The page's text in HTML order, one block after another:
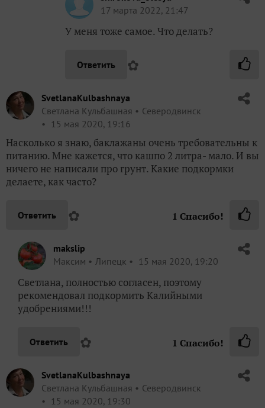
17 марта 2022, 21:47
У меня тоже самое. Что делать?
Ответить ✿
SvetlanaKulbashnaya
Светлана Кульбашная
Северодвинск
15 мая 2020, 19:16
Насколько я знаю, баклажаны очень требовательны к
питанию. Мне кажется, что кашпо 2 литра- мало. И вы
ничего не написали про грунт. Какие подкормки
делаете, как часто?
Ответить ✿ 1 Спасибо!
makslip
Максим
Липецк 15 мая 2020, 19:20
Светлана, полностью согласен, поэтому
рекомендовал подкормить Калийными
удобрениями!!!
Ответить ✿ 1 Спасибо!
SvetlanaKulbashnaya
Светлана Кульбашная
Северодвинск
15 мая 2020, 19:30